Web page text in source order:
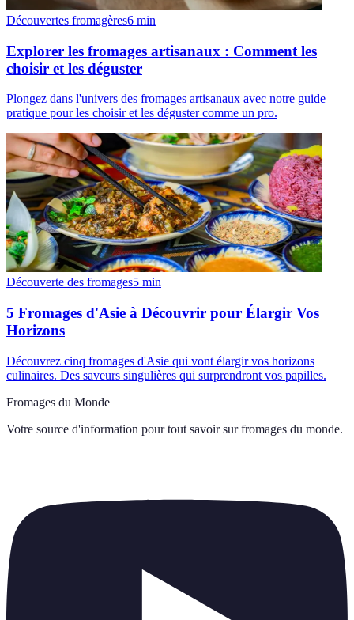
Découvertes fromagères6 min
Explorer les fromages artisanaux : Comment les
choisir et les déguster
Plongez dans l'univers des fromages artisanaux avec notre guide
pratique pour les choisir et les déguster comme un pro.
Découverte des fromages5 min
5 Fromages d'Asie à Découvrir pour Élargir Vos
Horizons
Découvrez cinq fromages d'Asie qui vont élargir vos horizons
culinaires. Des saveurs singulières qui surprendront vos papilles.
Fromages du Monde
Votre source d'information pour tout savoir sur fromages du monde.